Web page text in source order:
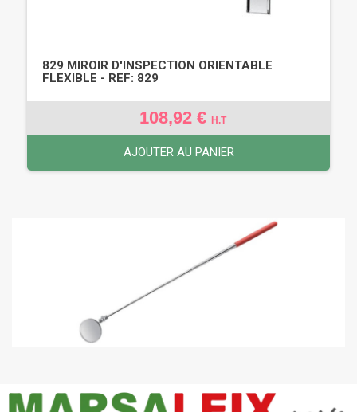
829 MIROIR D'INSPECTION ORIENTABLE
FLEXIBLE - REF: 829
108,92 € H.T
AJOUTER AU PANIER